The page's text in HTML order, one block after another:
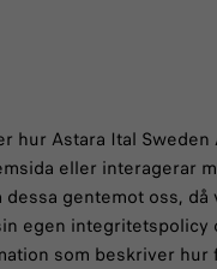
Astara Ital Sweden
eller interagerar
gentemot oss,
egen
som beskriver